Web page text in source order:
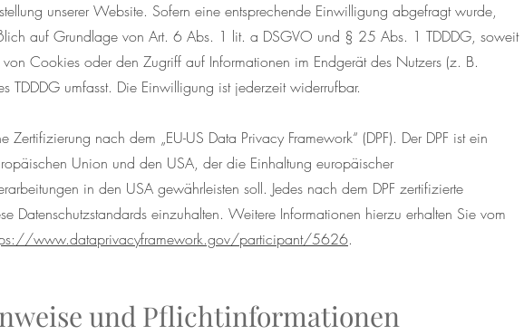
unserer Website. Sofern eine entsprechende Einwilligung abgefragt wurde,
auf Grundlage von Art. 6 Abs. 1 lit. a DSGVO und § 25 Abs. 1 TDDDG, soweit
Cookies oder den Zugriff auf Informationen im Endgerät des Nutzers (z. B.
TDDDG umfasst. Die Einwilligung ist jederzeit widerrufbar.
Zertifizierung nach dem „EU-US Data Privacy Framework“ (DPF). Der DPF ist ein
Union und den USA, der die Einhaltung europäischer
in den USA gewährleisten soll. Jedes nach dem DPF zertifizierte
Datenschutzstandards einzuhalten. Weitere Informationen hierzu erhalten Sie vom
www.dataprivacyframework.gov/participant/5626.
und Pflichtinformationen